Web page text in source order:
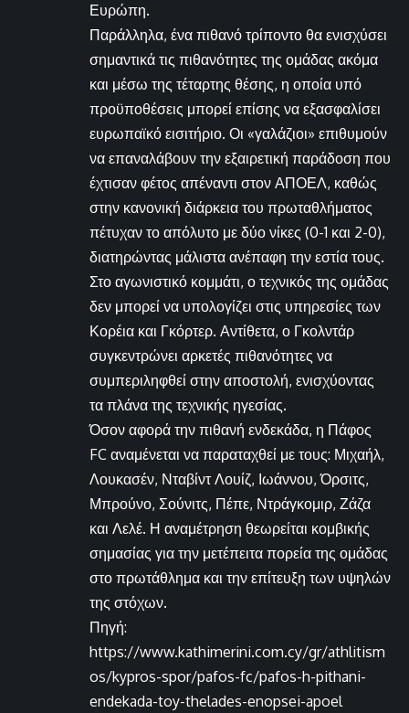
Ευρώπη.
Παράλληλα, ένα πιθανό τρίποντο θα ενισχύσει
σημαντικά τις πιθανότητες της ομάδας ακόμα
και μέσω της τέταρτης θέσης, η οποία υπό
προϋποθέσεις μπορεί επίσης να εξασφαλίσει
ευρωπαϊκό εισιτήριο. Οι «γαλάζιοι» επιθυμούν
να επαναλάβουν την εξαιρετική παράδοση που
έχτισαν φέτος απέναντι στον ΑΠΟΕΛ, καθώς
στην κανονική διάρκεια του πρωταθλήματος
πέτυχαν το απόλυτο με δύο νίκες (0-1 και 2-0),
διατηρώντας μάλιστα ανέπαφη την εστία τους.
Στο αγωνιστικό κομμάτι, ο τεχνικός της ομάδας
δεν μπορεί να υπολογίζει στις υπηρεσίες των
Κορέια και Γκόρτερ. Αντίθετα, ο Γκολντάρ
συγκεντρώνει αρκετές πιθανότητες να
συμπεριληφθεί στην αποστολή, ενισχύοντας
τα πλάνα της τεχνικής ηγεσίας.
Όσον αφορά την πιθανή ενδεκάδα, η Πάφος
FC αναμένεται να παραταχθεί με τους: Μιχαήλ,
Λουκασέν, Νταβίντ Λουίζ, Ιωάννου, Όρσιτς,
Μπρούνο, Σούνιτς, Πέπε, Ντράγκομιρ, Ζάζα
και Λελέ. Η αναμέτρηση θεωρείται κομβικής
σημασίας για την μετέπειτα πορεία της ομάδας
στο πρωτάθλημα και την επίτευξη των υψηλών
της στόχων.
Πηγή:
https://www.kathimerini.com.cy/gr/athlitism
os/kypros-spor/pafos-fc/pafos-h-pithani-
endekada-toy-thelades-enopsei-apoel